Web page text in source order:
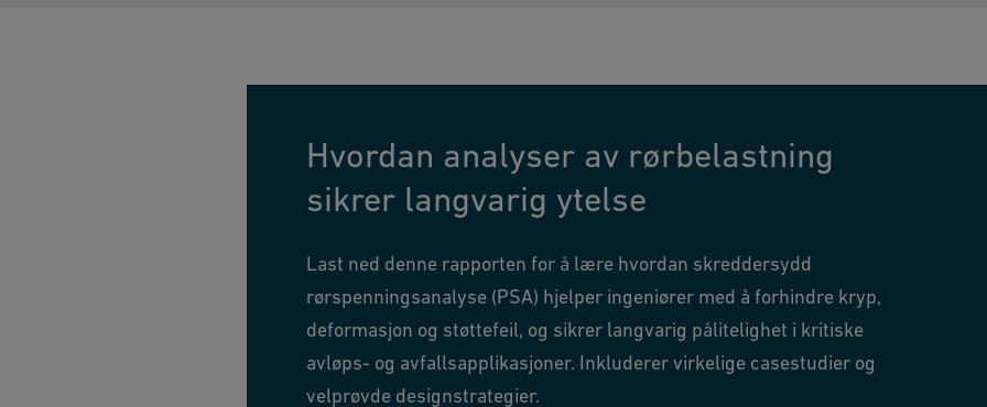
Hvordan analyser av rørbelastning
sikrer langvarig ytelse
Last ned denne rapporten for å lære hvordan skreddersydd
rørspenningsanalyse (PSA) hjelper ingeniører med å forhindre kryp,
deformasjon og støttefeil, og sikrer langvarig pålitelighet i kritiske
avløps- og avfallsapplikasjoner. Inkluderer virkelige casestudier og
velprøvde designstrategier.